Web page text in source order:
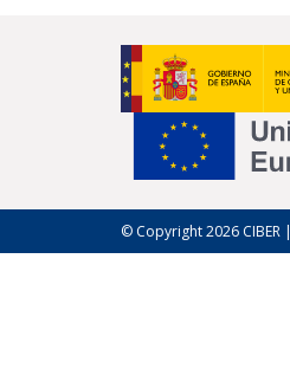
© Copyright 2026 CIBER |